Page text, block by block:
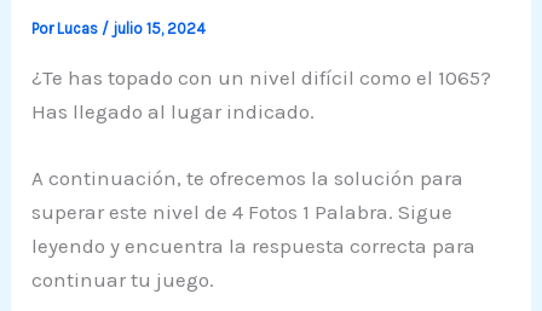
PorLucas / julio 15, 2024
¿Te has topado con un nivel difícil como el 1065?
Has llegado al lugar indicado.
A continuación, te ofrecemos la solución para
superar este nivel de 4 Fotos 1 Palabra. Sigue
leyendo y encuentra la respuesta correcta para
continuar tu juego.